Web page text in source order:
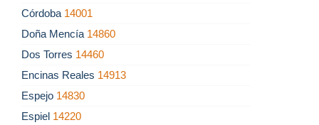
Córdoba 14001
Doña Mencía 14860
Dos Torres 14460
Encinas Reales 14913
Espejo 14830
Espiel 14220